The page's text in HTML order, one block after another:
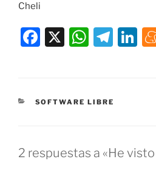
Cheli
F
e
o
X
W
s
p
T
Li
CATEGORÍAS
SOFTWARE LIBRE
2 respuestas a «He